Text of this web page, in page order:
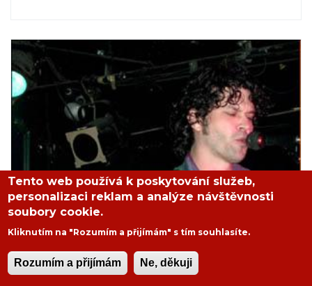
Tento web používá k poskytování služeb,
personalizaci reklam a analýze návštěvnosti
soubory cookie.
Kliknutím na "Rozumím a přijímám" s tím souhlasíte.
Rozumím a přijímám Ne, děkuji